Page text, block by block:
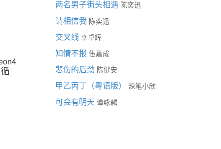
循
两名男子街头相遇 陈奕迅
请相信我 陈奕迅
交叉线 幸卓辉
知情不报 伍嘉成
悲伤的后劲 陈健安
甲乙丙丁（粤语版） 辣笔小欣
可会有明天 谭咏麟